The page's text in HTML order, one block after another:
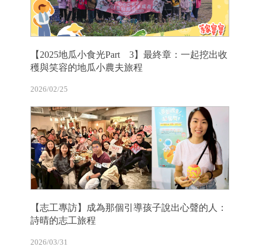
【2025地瓜小食光Part 3】最終章：一起挖出收
穫與笑容的地瓜小農夫旅程
2026/02/25
【志工專訪】成為那個引導孩子說出心聲的人：
詩晴的志工旅程
2026/03/31